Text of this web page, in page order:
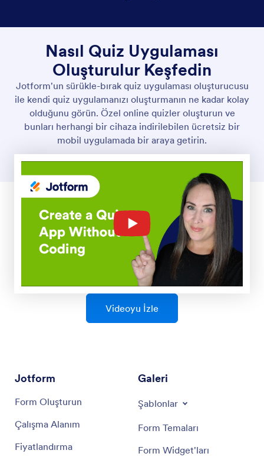
Nasıl Quiz Uygulaması
Oluşturulur Keşfedin
Jotform'un sürükle-bırak quiz uygulaması oluşturucusu
ile kendi quiz uygulamanızı oluşturmanın ne kadar kolay
olduğunu görün. Özel online quizler oluşturun ve
bunları herhangi bir cihaza indirilebilen ücretsiz bir
mobil uygulamada bir araya getirin.
Videoyu İzle
Jotform
Form Oluşturun
Çalışma Alanım
Fiyatlandırma
Galeri
Şablonlar
Form Temaları
Form Widget'ları